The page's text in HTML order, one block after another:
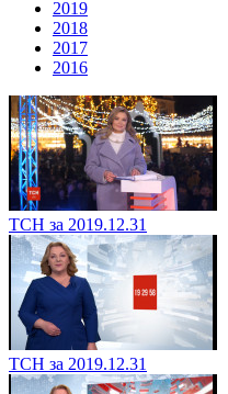
2019
2018
2017
2016
ТСН за 2019.12.31
ТСН за 2019.12.31